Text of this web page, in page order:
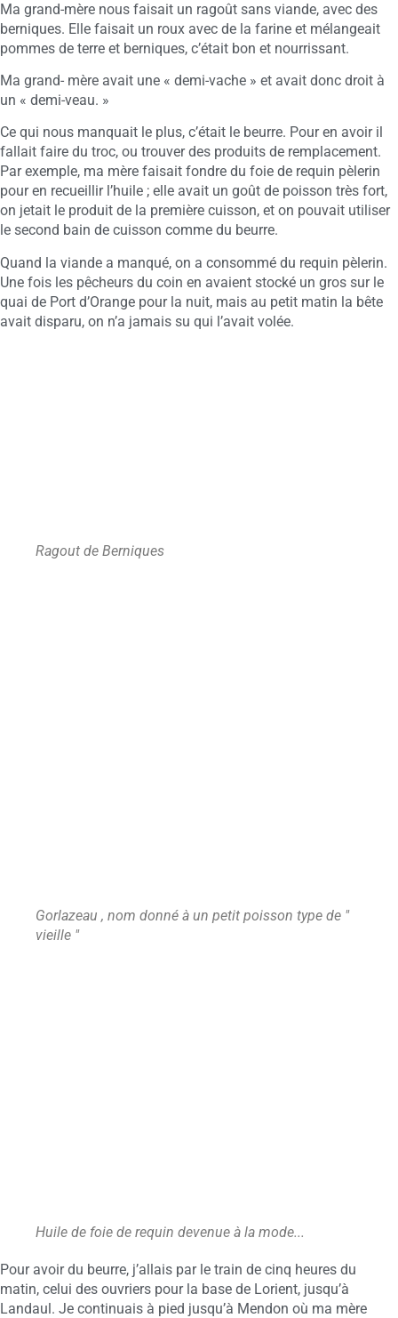
Ma grand-mère nous faisait un ragoût sans viande, avec des
berniques. Elle faisait un roux avec de la farine et mélangeait
pommes de terre et berniques, c’était bon et nourrissant.
Ma grand- mère avait une « demi-vache » et avait donc droit à
un « demi-veau. »
Ce qui nous manquait le plus, c’était le beurre. Pour en avoir il
fallait faire du troc, ou trouver des produits de remplacement.
Par exemple, ma mère faisait fondre du foie de requin pèlerin
pour en recueillir l’huile ; elle avait un goût de poisson très fort,
on jetait le produit de la première cuisson, et on pouvait utiliser
le second bain de cuisson comme du beurre.
Quand la viande a manqué, on a consommé du requin pèlerin.
Une fois les pêcheurs du coin en avaient stocké un gros sur le
quai de Port d’Orange pour la nuit, mais au petit matin la bête
avait disparu, on n’a jamais su qui l’avait volée.
Ragout de Berniques
Gorlazeau , nom donné à un petit poisson type de "
vieille "
Huile de foie de requin devenue à la mode...
Pour avoir du beurre, j’allais par le train de cinq heures du
matin, celui des ouvriers pour la base de Lorient, jusqu’à
Landaul. Je continuais à pied jusqu’à Mendon où ma mère